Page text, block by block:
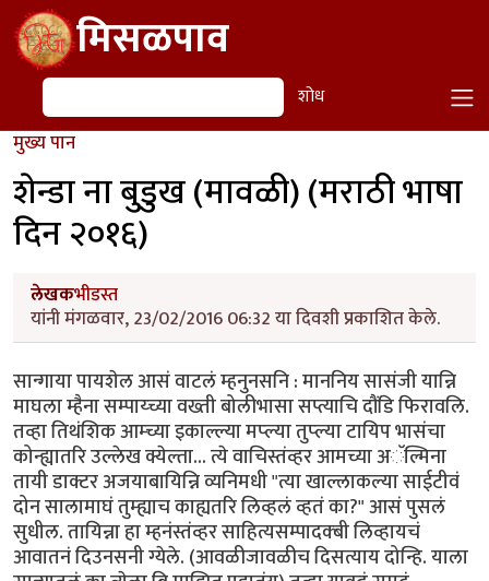
Skip to main contentमिसळपाव
शोध शोध
मुख्य पान
शेन्डा ना बुडुख (मावळी) (मराठी भाषा
दिन २०१६)
लेखकभीडस्त
यांनी मंगळवार, 23/02/2016 06:32 या दिवशी प्रकाशित केले.
सान्गाया पायशेल आसं वाटलं म्हनुनसनि : माननिय सासंजी यान्नि
माघला म्हैना सम्पाय्च्या वख्ती बोलीभासा सप्त्याचि दौंडि फिरावलि.
तव्हा तिथंशिक आम्च्या इकाल्ल्या मप्ल्या तुप्ल्या टायिप भासंचा
कोन्ह्यातरि उल्लेख क्येल्ता... त्ये वाचिस्तंव्हर आमच्या अॅल्मिना
तायी डाक्टर अजयाबायिन्नि व्यनिमधी "त्या खाल्लाकल्या साईटीवं
दोन सालामाघं तुम्ह्याच काह्यतरि लिव्हलं व्हतं का?" आसं पुसलं
सुधील. तायिन्ना हा म्हनंस्तंव्हर साहित्यसम्पादक्बी लिव्हायचं
आवातनं दिउनसनी ग्येले. (आवळीजावळीच दिसत्याय दोन्हि. याला